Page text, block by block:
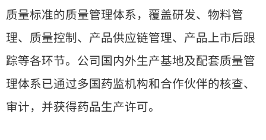
质量标准的质量管理体系，覆盖研发、物料管
理、质量控制、产品供应链管理、产品上市后跟
踪等各环节。公司国内外生产基地及配套质量管
理体系已通过多国药监机构和合作伙伴的核查、
审计，并获得药品生产许可。